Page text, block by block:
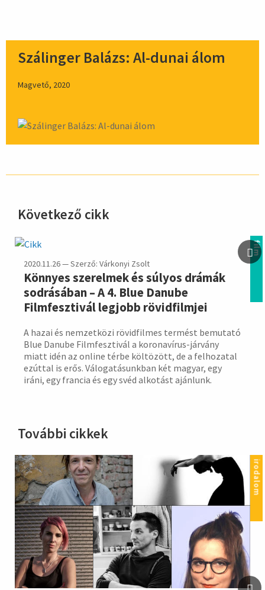
Szálinger Balázs: Al-dunai álom
Magvető, 2020
Következő cikk
film
2020.11.26 — Szerző: Várkonyi Zsolt
Könnyes szerelmek és súlyos drámák
sodrásában – A 4. Blue Danube
Filmfesztivál legjobb rövidfilmjei
A hazai és nemzetközi rövidfilmes termést bemutató
Blue Danube Filmfesztivál a koronavírus-járvány
miatt idén az online térbe költözött, de a felhozatal
ezúttal is erős. Válogatásunkban két magyar, egy
iráni, egy francia és egy svéd alkotást ajánlunk.
További cikkek
irodalom